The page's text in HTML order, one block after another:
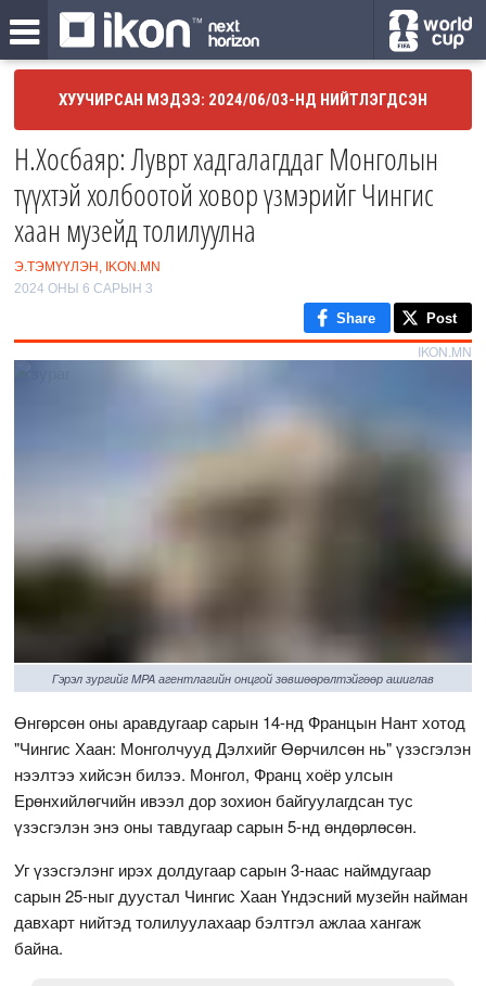
ХУУЧИРСАН МЭДЭЭ: 2024/06/03-НД НИЙТЛЭГДСЭН
Н.Хосбаяр: Луврт хадгалагддаг Монголын
түүхтэй холбоотой ховор үзмэрийг Чингис
хаан музейд толилуулна
Э.ТЭМҮҮЛЭН, IKON.MN
2024 ОНЫ 6 САРЫН 3
Share Post
IKON.MN
Гэрэл зургийг MPA агентлагийн онцгой зөвшөөрөлтэйгөөр ашиглав
Өнгөрсөн оны аравдугаар сарын 14-нд Францын Нант хотод
"Чингис Хаан: Монголчууд Дэлхийг Өөрчилсөн нь" үзэсгэлэн
нээлтээ хийсэн билээ. Монгол, Франц хоёр улсын
Ерөнхийлөгчийн ивээл дор зохион байгуулагдсан тус
үзэсгэлэн энэ оны тавдугаар сарын 5-нд өндөрлөсөн.
Уг үзэсгэлэнг ирэх долдугаар сарын 3-наас наймдугаар
сарын 25-ныг дуустал Чингис Хаан Үндэсний музейн найман
давхарт нийтэд толилуулахаар бэлтгэл ажлаа хангаж
байна.